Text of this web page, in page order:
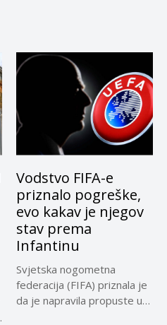
Vodstvo FIFA-e
priznalo pogreške,
evo kakav je njegov
stav prema
Infantinu
Svjetska nogometna
federacija (FIFA) priznala je
da je napravila propuste u